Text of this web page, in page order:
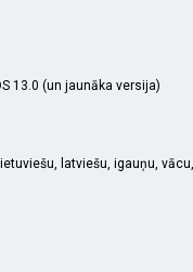
13.0 (un jaunāka versija)
latviešu, igauņu,